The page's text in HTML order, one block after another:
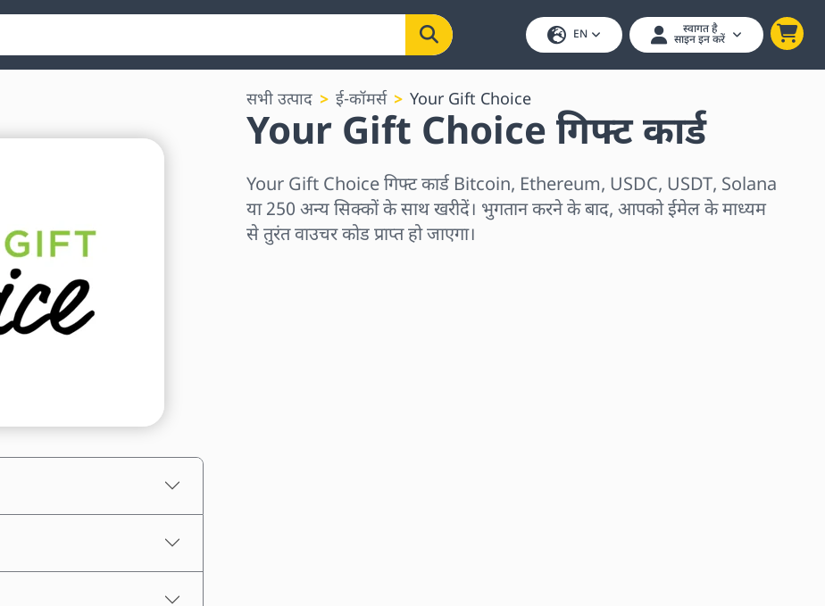
EN स्वागत है
साइन इन करें
सभी उत्पाद ई-कॉमर्स Your Gift Choice
Your Gift Choice गिफ्ट कार्ड
Your Gift Choice गिफ्ट कार्ड Bitcoin, Ethereum, USDC, USDT, Solana
या 250 अन्य सिक्कों के साथ खरीदें। भुगतान करने के बाद, आपको ईमेल के माध्यम
से तुरंत वाउचर कोड प्राप्त हो जाएगा।